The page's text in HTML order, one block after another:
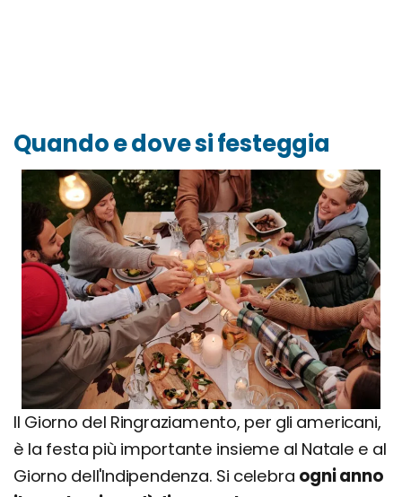
Quando e dove si festeggia
Il Giorno del Ringraziamento, per gli americani,
è la festa più importante insieme al Natale e al
Giorno dell'Indipendenza. Si celebra ogni anno